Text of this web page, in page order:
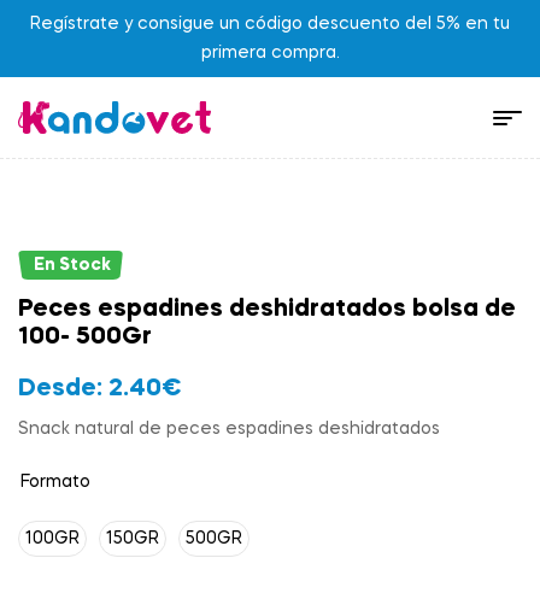
Regístrate y consigue un código descuento del 5% en tu
primera compra.
En Stock
Peces espadines deshidratados bolsa de
100- 500Gr
Desde: 2.40€
Snack natural de peces espadines deshidratados
Formato
100GR 150GR 500GR